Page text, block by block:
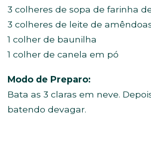
3 colheres de sopa de farinha
3 colheres de leite de
1 colher de baunilha
1 colher de canela em pó
Modo de Preparo:
Bata as 3 claras em neve.
batendo devagar.